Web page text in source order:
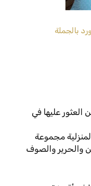
بالجملة
العثور عليها في
مجموعة
والحرير والصوف